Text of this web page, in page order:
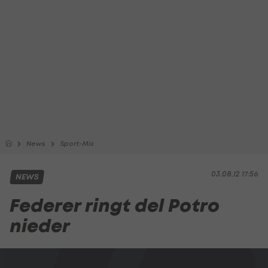
News Sport-Mix
03.08.12 17:56
NEWS
Federer ringt del Potro
nieder